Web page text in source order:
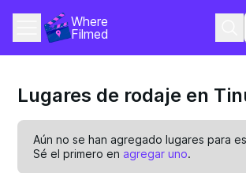
Where
Filmed
Lugares de rodaje en
Aún no se han agregado lugares para
Sé el primero enagregar uno.